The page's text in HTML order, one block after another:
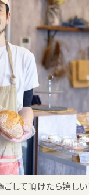
して頂けたら嬉し